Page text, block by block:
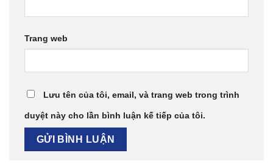
Trang web
Lưu tên của tôi, email, và trang web trong trình
duyệt này cho lần bình luận kế tiếp của tôi.